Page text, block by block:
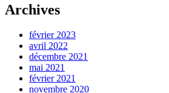
Archives
février 2023
avril 2022
décembre 2021
mai 2021
février 2021
novembre 2020